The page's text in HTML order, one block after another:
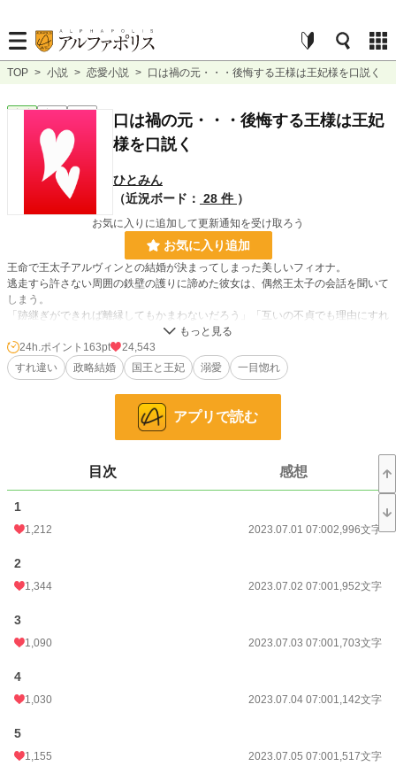
TOP > 小説 > 恋愛小説 > 口は禍の元・・・後悔する王様は王妃様を口説く
恋愛 完結 長編
口は禍の元・・・後悔する王様は王妃
様を口説く
ひとみん
（近況ボード： 28 件 ）
お気に入りに追加して更新通知を受け取ろう
お気に入り追加
王命で王太子アルヴィンとの結婚が決まってしまった美しいフィオナ。
逃走すら許さない周囲の鉄壁の護りに諦めた彼女は、偶然王太子の会話を聞いて
しまう。
「跡継ぎができれば離縁してもかまわないだろう」「互いの不貞でも理由にすれ
誰がこんな奴とやってけるかっ！と怒り炸裂のフィオナ。子供が出来たら即離婚
を胸に王太子に言い放った。
「必要最低限の夫婦生活で済ませたいと思います」
だが一目見てフィオナに惚れてしまったアルヴィン。
妻が初恋で絶対に別れたくない夫と、こんなクズ夫とすぐに別れたい妻とのすれ
恋愛
お気に入り
24h.ポイント
文字数
更新日時
初回公開日時
24h.ポイント 163pt
24,543
すれ違い
政略結婚 国王と王妃 溺愛 一目惚れ
アプリで読む
目次 感想
1
1,212 2023.07.01 07:002,996文字
2
1,344 2023.07.02 07:001,952文字
3
1,090 2023.07.03 07:001,703文字
4
1,030 2023.07.04 07:001,142文字
5
1,155 2023.07.05 07:001,517文字